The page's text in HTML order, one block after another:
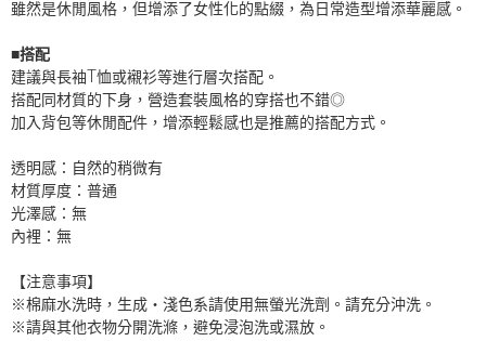
雖然是休閒風格，但增添了女性化的點綴，為日常造型增添華麗感。
■搭配
建議與長袖T恤或襯衫等進行層次搭配。
搭配同材質的下身，營造套裝風格的穿搭也不錯◎
加入背包等休閒配件，增添輕鬆感也是推薦的搭配方式。
透明感：自然的稍微有
材質厚度：普通
光澤感：無
內裡：無
【注意事項】
※棉麻水洗時，生成・淺色系請使用無螢光洗劑。請充分沖洗。
※請與其他衣物分開洗滌，避免浸泡洗或濕放。